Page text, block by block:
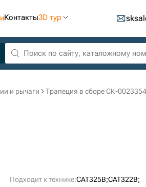
Контакты3D тур
и рычаги Трапеция в сборе СК-
Подходит к технике:CAT325B;CAT322B;